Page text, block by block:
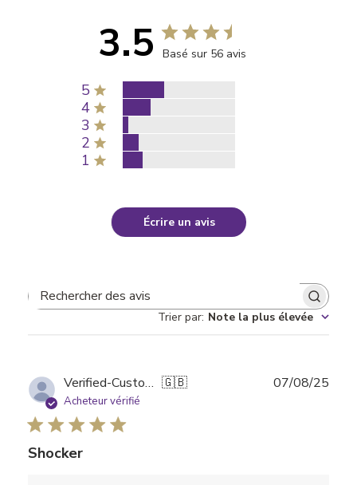
3.5 Basé sur 56 avis
5
4
3
2
1
Écrire un avis
Trier par: Note la plus élevée
Verified-Customer 🇬🇧
Acheteur vérifié
Shocker
07/08/25